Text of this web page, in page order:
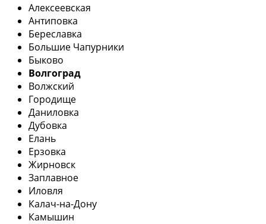
Алексеевская
Антиповка
Береславка
Большие Чапурники
Быково
Волгоград
Волжский
Городище
Даниловка
Дубовка
Елань
Ерзовка
Жирновск
Заплавное
Иловля
Калач-на-Дону
Камышин